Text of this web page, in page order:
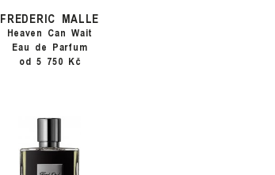
FREDERIC MALLE
Heaven Can Wait
Eau de Parfum
od 5 750 Kč